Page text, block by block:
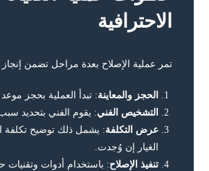
الاحترافية
تمر عملية الإصلاح بعدة مراحل تضمن إنجاز
الحجز والمعاينة: تبدأ العملية بحجز
التشخيص الفني: يقوم الفني بتحديد
عرض التكلفة: يشمل ذلك توضيح تكلفة
الغيار إن وُجدت.
تنفيذ الإصلاح: باستخدام أدوات وتقنيات